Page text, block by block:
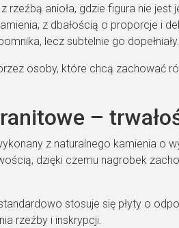
rzeźbą anioła, gdzie figura nie
z dbałością o proporcje i
lecz subtelnie go dopełniały.
osoby, które chcą zachować
–
z naturalnego kamienia o
dzięki czemu nagrobek
stosuje się płyty o
rzeźby i inskrypcji.